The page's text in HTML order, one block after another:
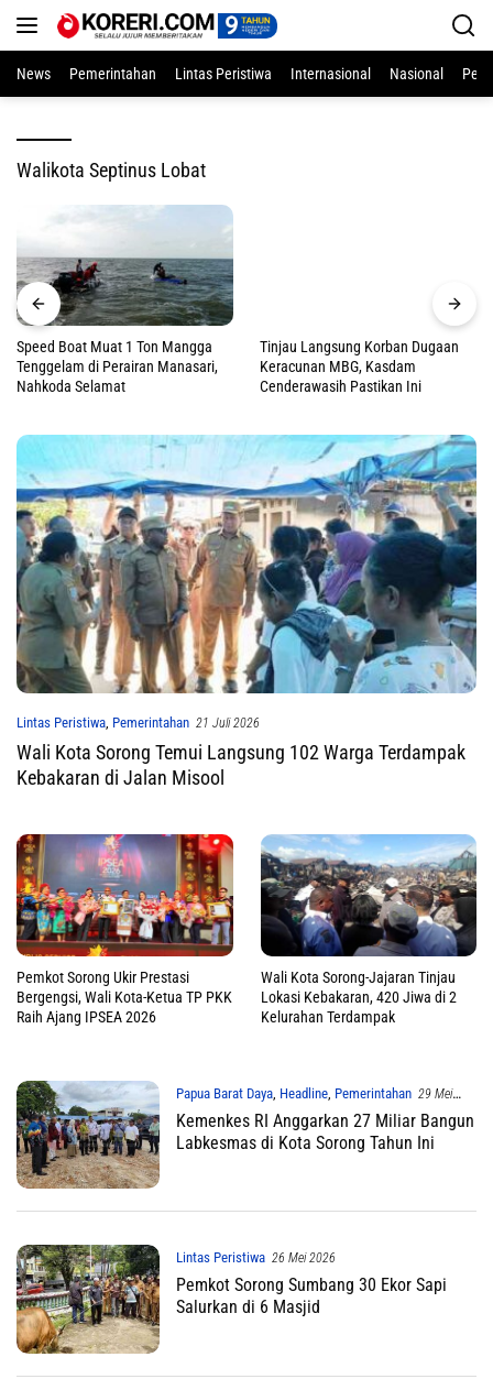
News
Pemerintahan Lintas Peristiwa Internasional Nasional
Walikota Septinus Lobat
Speed Boat Muat 1 Ton Mangga
Tenggelam di Perairan Manasari,
Nahkoda Selamat
Tinjau Langsung Korban Dugaan
Cenderawasih Pastikan Ini
Lintas Peristiwa, Pemerintahan 21 Juli 2026
Wali Kota Sorong Temui Langsung 102 Warga Terdampak
Kebakaran di Jalan Misool
Pemkot Sorong Ukir Prestasi
Bergengsi, Wali Kota-Ketua TP PKK
Raih Ajang IPSEA 2026
Wali Kota Sorong-Jajaran Tinjau
Lokasi Kebakaran, 420 Jiwa di 2
Kelurahan Terdampak
Papua Barat Daya, Headline, Pemerintahan 29 Mei
2026
Kemenkes RI Anggarkan 27 Miliar Bangun
Labkesmas di Kota Sorong Tahun Ini
Lintas Peristiwa 26 Mei 2026
Pemkot Sorong Sumbang 30 Ekor Sapi
Salurkan di 6 Masjid